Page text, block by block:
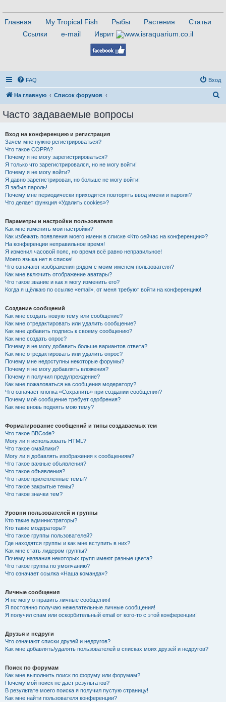
Главная My Tropical Fish Рыбы Растения
Статьи
Ссылки
e-mail Иврит
FAQ Вход
На главную Список форумов
Часто задаваемые вопросы
Вход на конференцию и регистрация
Зачем мне нужно регистрироваться?
Что такое COPPA?
Почему я не могу зарегистрироваться?
Я только что зарегистрировался, но не могу войти!
Почему я не могу войти?
Я давно зарегистрирован, но больше не могу войти!
Я забыл пароль!
Почему мне периодически приходится повторять ввод имени и пароля?
Что делает функция «Удалить cookies»?
Параметры и настройки пользователя
Как мне изменить мои настройки?
Как избежать появления моего имени в списке «Кто сейчас на конференции»?
На конференции неправильное время!
Я изменил часовой пояс, но время всё равно неправильное!
Моего языка нет в списке!
Что означают изображения рядом с моим именем пользователя?
Как мне включить отображение аватары?
Что такое звание и как я могу изменить его?
Когда я щёлкаю по ссылке «email», от меня требуют войти на конференцию!
Создание сообщений
Как мне создать новую тему или сообщение?
Как мне отредактировать или удалить сообщение?
Как мне добавить подпись к своему сообщению?
Как мне создать опрос?
Почему я не могу добавить больше вариантов ответа?
Как мне отредактировать или удалить опрос?
Почему мне недоступны некоторые форумы?
Почему я не могу добавлять вложения?
Почему я получил предупреждение?
Как мне пожаловаться на сообщения модератору?
Что означает кнопка «Сохранить» при создании сообщения?
Почему моё сообщение требует одобрения?
Как мне вновь поднять мою тему?
Форматирование сообщений и типы создаваемых тем
Что такое BBCode?
Могу ли я использовать HTML?
Что такое смайлики?
Могу ли я добавлять изображения к сообщениям?
Что такое важные объявления?
Что такое объявления?
Что такое прилепленные темы?
Что такое закрытые темы?
Что такое значки тем?
Уровни пользователей и группы
Кто такие администраторы?
Кто такие модераторы?
Что такое группы пользователей?
Где находятся группы и как мне вступить в них?
Как мне стать лидером группы?
Почему названия некоторых групп имеют разные цвета?
Что такое группа по умолчанию?
Что означает ссылка «Наша команда»?
Личные сообщения
Я не могу отправить личные сообщения!
Я постоянно получаю нежелательные личные сообщения!
Я получил спам или оскорбительный email от кого-то с этой конференции!
Друзья и недруги
Что означают списки друзей и недругов?
Как мне добавлять/удалять пользователей в списках моих друзей и недругов?
Поиск по форумам
Как мне выполнить поиск по форуму или форумам?
Почему мой поиск не даёт результатов?
В результате моего поиска я получил пустую страницу!
Как мне найти пользователя конференции?